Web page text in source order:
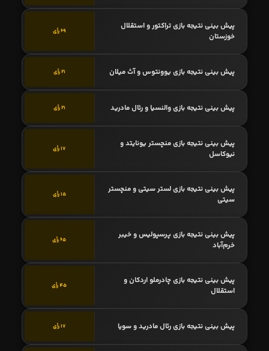
پیش بینی نتیجه بازی تراکتور و استقلال
خوزستان
69 رأی
پیش بینی نتیجه بازی یوونتوس و آث میلان 21 رأی
پیش بینی نتیجه بازی والنسیا و رئال مادرید 21 رأی
پیش بینی نتیجه بازی منچستر یونایتد و
نیوکاسل
17 رأی
پیش بینی نتیجه بازی لستر سیتی و منچستر
سیتی
15 رأی
پیش بینی نتیجه بازی پرسپولیس و خیبر
خرم‌آباد
65 رأی
پیش بینی نتیجه بازی چادرملو اردکان و
استقلال
45 رأی
پیش بینی نتیجه بازی رئال مادرید و سویا 17 رأی